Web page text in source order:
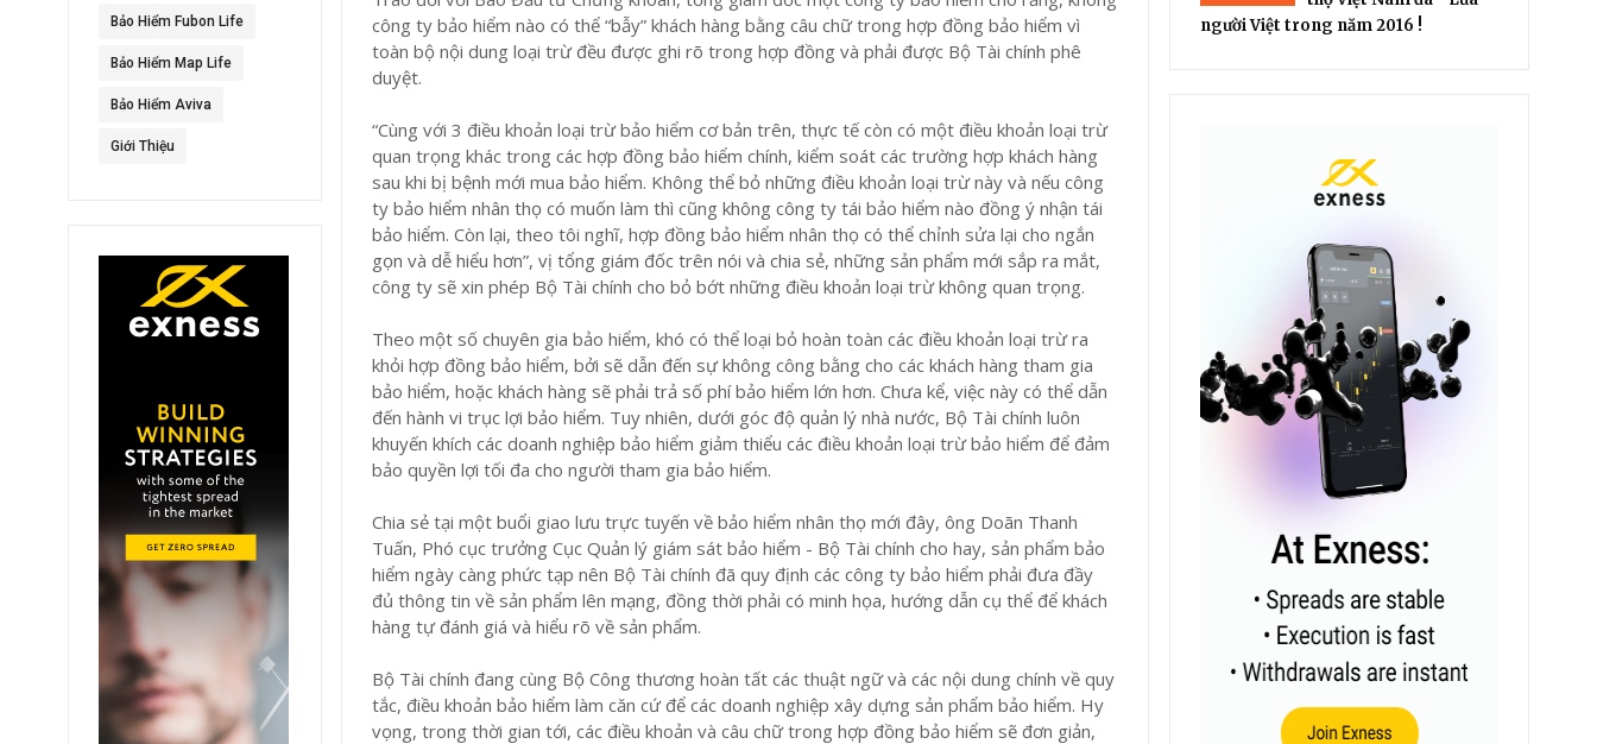
Bảo Hiểm Fubon Life
Bảo Hiểm Map Life
Bảo Hiểm Aviva
Giới Thiệu
công ty bảo hiểm nào có thể “bẫy” khách hàng bằng câu chữ trong hợp đồng bảo hiểm vì
toàn bộ nội dung loại trừ đều được ghi rõ trong hợp đồng và phải được Bộ Tài chính phê
duyệt.
“Cùng với 3 điều khoản loại trừ bảo hiểm cơ bản trên, thực tế còn có một điều khoản loại trừ
quan trọng khác trong các hợp đồng bảo hiểm chính, kiểm soát các trường hợp khách hàng
sau khi bị bệnh mới mua bảo hiểm. Không thể bỏ những điều khoản loại trừ này và nếu công
ty bảo hiểm nhân thọ có muốn làm thì cũng không công ty tái bảo hiểm nào đồng ý nhận tái
bảo hiểm. Còn lại, theo tôi nghĩ, hợp đồng bảo hiểm nhân thọ có thể chỉnh sửa lại cho ngắn
gọn và dễ hiểu hơn”, vị tổng giám đốc trên nói và chia sẻ, những sản phẩm mới sắp ra mắt,
công ty sẽ xin phép Bộ Tài chính cho bỏ bớt những điều khoản loại trừ không quan trọng.
Theo một số chuyên gia bảo hiểm, khó có thể loại bỏ hoàn toàn các điều khoản loại trừ ra
khỏi hợp đồng bảo hiểm, bởi sẽ dẫn đến sự không công bằng cho các khách hàng tham gia
bảo hiểm, hoặc khách hàng sẽ phải trả số phí bảo hiểm lớn hơn. Chưa kể, việc này có thể dẫn
đến hành vi trục lợi bảo hiểm. Tuy nhiên, dưới góc độ quản lý nhà nước, Bộ Tài chính luôn
khuyến khích các doanh nghiệp bảo hiểm giảm thiểu các điều khoản loại trừ bảo hiểm để đảm
bảo quyền lợi tối đa cho người tham gia bảo hiểm.
Chia sẻ tại một buổi giao lưu trực tuyến về bảo hiểm nhân thọ mới đây, ông Doãn Thanh
Tuấn, Phó cục trưởng Cục Quản lý giám sát bảo hiểm - Bộ Tài chính cho hay, sản phẩm bảo
hiểm ngày càng phức tạp nên Bộ Tài chính đã quy định các công ty bảo hiểm phải đưa đầy
đủ thông tin về sản phẩm lên mạng, đồng thời phải có minh họa, hướng dẫn cụ thể để khách
hàng tự đánh giá và hiểu rõ về sản phẩm.
Bộ Tài chính đang cùng Bộ Công thương hoàn tất các thuật ngữ và các nội dung chính về quy
tắc, điều khoản bảo hiểm làm căn cứ để các doanh nghiệp xây dựng sản phẩm bảo hiểm. Hy
vọng, trong thời gian tới, các điều khoản và câu chữ trong hợp đồng bảo hiểm sẽ đơn giản,
người Việt trong năm 2016 !